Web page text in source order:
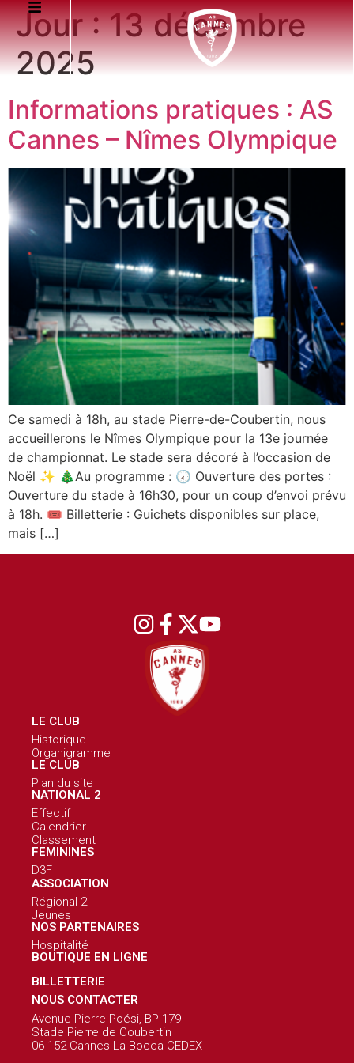
Jour :13 décembre
2025
Informations pratiques : AS
Cannes – Nîmes Olympique
Ce samedi à 18h, au stade Pierre-de-Coubertin, nous
accueillerons le Nîmes Olympique pour la 13e journée
de championnat. Le stade sera décoré à l’occasion de
Noël ✨ 🎄Au programme : 🕢 Ouverture des portes :
Ouverture du stade à 16h30, pour un coup d’envoi prévu
à 18h. 🎟️ Billetterie : Guichets disponibles sur place,
mais […]
LE CLUB
Historique
Organigramme
LE CLUB
Plan du site
NATIONAL 2
Effectif
Calendrier
Classement
FEMININES
D3F
ASSOCIATION
Régional 2
Jeunes
NOS PARTENAIRES
Hospitalité
BOUTIQUE EN LIGNE
BILLETTERIE
NOUS CONTACTER
Avenue Pierre Poési, BP 179
Stade Pierre de Coubertin
06 152 Cannes La Bocca CEDEX